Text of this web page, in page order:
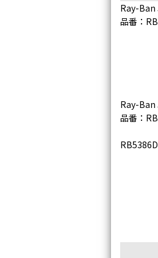
Ray-Ban
品番：
Ray-Ban
品番：